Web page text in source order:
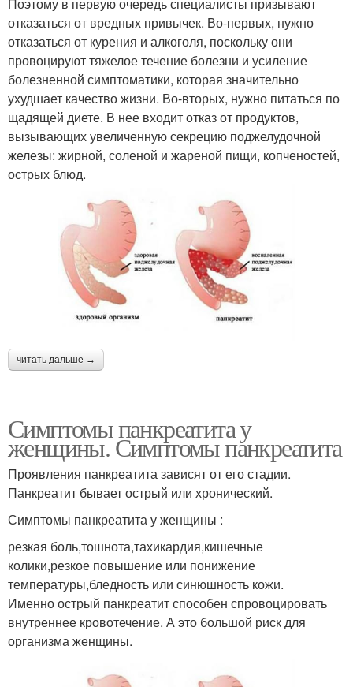
отказаться от вредных привычек. Во-первых, нужно
отказаться от курения и алкоголя, поскольку они
провоцируют тяжелое течение болезни и усиление
болезненной симптоматики, которая значительно
ухудшает качество жизни. Во-вторых, нужно питаться по
щадящей диете. В нее входит отказ от продуктов,
вызывающих увеличенную секрецию поджелудочной
железы: жирной, соленой и жареной пищи, копченостей,
острых блюд.
читать дальше →
Симптомы панкреатита у
женщины. Симптомы панкреатита
Проявления панкреатита зависят от его стадии.
Панкреатит бывает острый или хронический.
Симптомы панкреатита у женщины :
резкая боль,тошнота,тахикардия,кишечные
колики,резкое повышение или понижение
температуры,бледность или синюшность кожи.
Именно острый панкреатит способен спровоцировать
внутреннее кровотечение. А это большой риск для
организма женщины.